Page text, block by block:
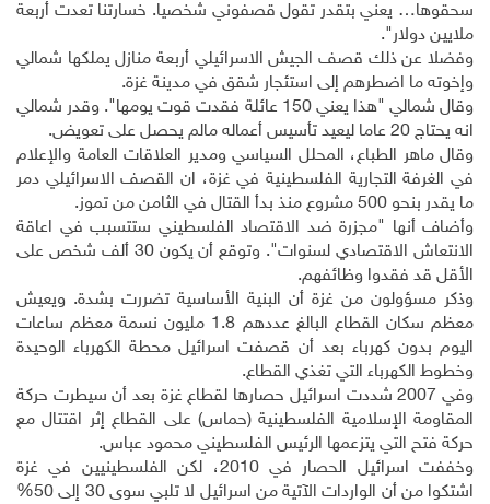
سحقوها… يعني بتقدر تقول قصفوني شخصيا. خسارتنا تعدت أربعة
ملايين دولار".
وفضلا عن ذلك قصف الجيش الاسرائيلي أربعة منازل يملكها شمالي
وإخوته ما اضطرهم إلى استئجار شقق في مدينة غزة.
وقال شمالي "هذا يعني 150 عائلة فقدت قوت يومها". وقدر شمالي
انه يحتاج 20 عاما ليعيد تأسيس أعماله مالم يحصل على تعويض.
وقال ماهر الطباع، المحلل السياسي ومدير العلاقات العامة والإعلام
في الغرفة التجارية الفلسطينية في غزة، ان القصف الاسرائيلي دمر
ما يقدر بنحو 500 مشروع منذ بدأ القتال في الثامن من تموز.
وأضاف أنها "مجزرة ضد الاقتصاد الفلسطيني ستتسبب في اعاقة
الانتعاش الاقتصادي لسنوات". وتوقع أن يكون 30 ألف شخص على
الأقل قد فقدوا وظائفهم.
وذكر مسؤولون من غزة أن البنية الأساسية تضررت بشدة. ويعيش
معظم سكان القطاع البالغ عددهم 1.8 مليون نسمة معظم ساعات
اليوم بدون كهرباء بعد أن قصفت اسرائيل محطة الكهرباء الوحيدة
وخطوط الكهرباء التي تغذي القطاع.
وفي 2007 شددت اسرائيل حصارها لقطاع غزة بعد أن سيطرت حركة
المقاومة الإسلامية الفلسطينية (حماس) على القطاع إثر اقتتال مع
حركة فتح التي يتزعمها الرئيس الفلسطيني محمود عباس.
وخففت اسرائيل الحصار في 2010، لكن الفلسطينيين في غزة
اشتكوا من أن الواردات الآتية من اسرائيل لا تلبي سوى 30 إلى 50%